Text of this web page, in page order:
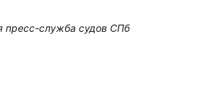
пресс-служба судов СПб